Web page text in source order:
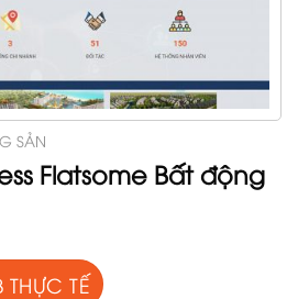
SẢN
Flatsome Bất động
THỰC TẾ